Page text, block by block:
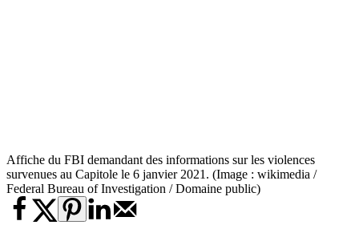
Affiche du FBI demandant des informations sur les violences
survenues au Capitole le 6 janvier 2021. (Image : wikimedia /
Federal Bureau of Investigation / Domaine public)